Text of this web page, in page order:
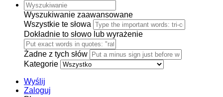
Wyszukiwanie zaawansowane
Wszystkie te słowa
Dokładnie to słowo lub wyrażenie
Żadne z tych słów
Kategorie
Wyślij
Zaloguj